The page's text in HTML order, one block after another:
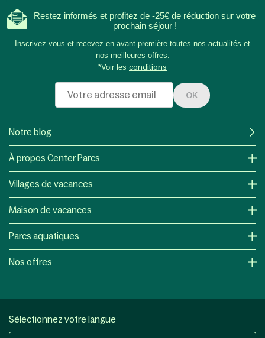
Restez informés et profitez de -25€ de réduction sur votre
prochain séjour !
Inscrivez-vous et recevez en avant-première toutes nos actualités et
nos meilleures offres.
*Voir les conditions
OK
Notre blog
À propos Center Parcs
Villages de vacances
Maison de vacances
Parcs aquatiques
Nos offres
Sélectionnez votre langue